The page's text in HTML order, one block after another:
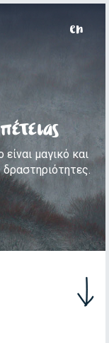
μαγικό και
δραστηριότητες.